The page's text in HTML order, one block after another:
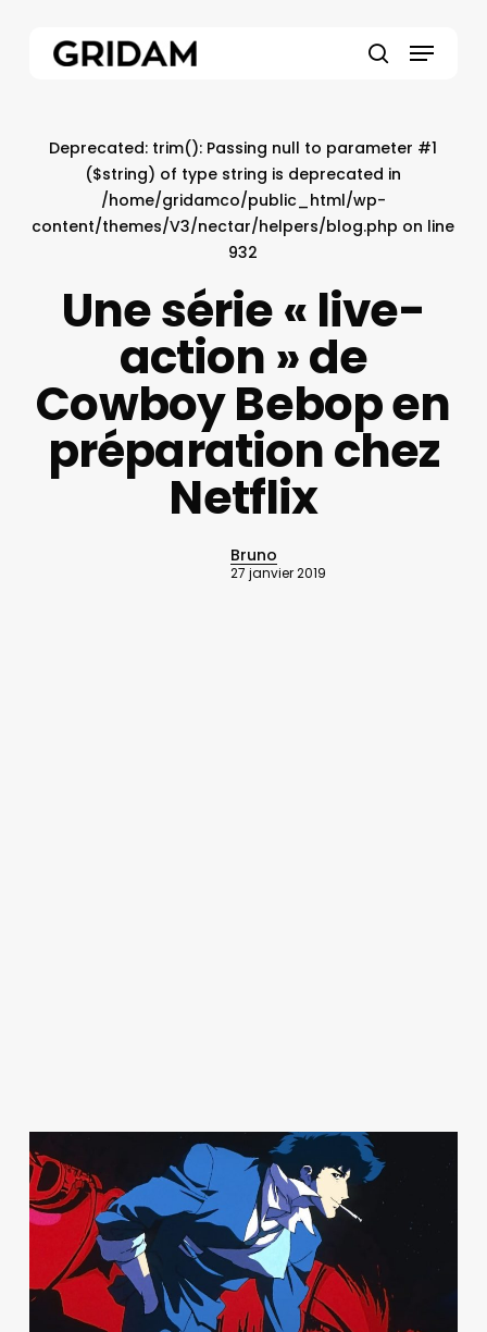
Menu
Deprecated: trim(): Passing null to parameter #1
($string) of type string is deprecated in
/home/gridamco/public_html/wp-
content/themes/V3/nectar/helpers/blog.php on line
932
Une série « live-
action » de
Cowboy Bebop en
préparation chez
Netflix
Bruno
27 janvier 2019